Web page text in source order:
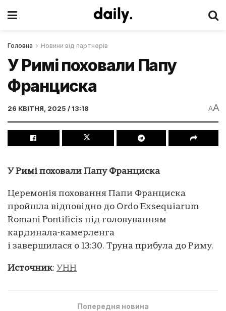
Головна Новини від партнерів
У Римі поховали Папу
Франциска
26 КВІТНЯ, 2025 / 13:18 AA
У Римі поховали Папу Франциска
Церемонія поховання Папи Франциска
пройшла відповідно до Ordo Exsequiarum
Romani Pontificis під головуванням
кардинала-камерленга
і завершилася о 13:30. Труна прибула до Риму.
Источник: УНН
Попередня новина